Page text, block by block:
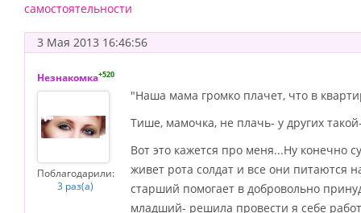
самостоятельности
3 Мая 2013 16:46:56
Незнакомка+520
Поблагодарили:
3 раз(а)
"Наша мама громко плачет, что в
Тише, мамочка, не плачь- у других
Вот это кажется про меня...Ну конечно
живет рота солдат и все они питаются
старший помогает в добровольно
младший- решила провести я себе